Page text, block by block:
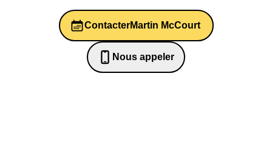
stratégie commerciale qui a propulsé Dyson sur le
devant de la scène et a mené l’entreprise à la
domination du marché. Avec une expérience
diversifiée dans la fabrication, la conception et le
marketing, Martin est aujourd’hui un conseiller et
Bien-être au travail et QVT
Management intergénérationnel
ContacterMartin McCourt
Nous appeler
0652698481